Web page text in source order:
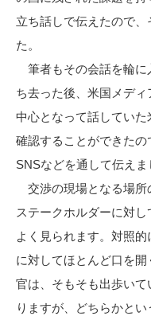
立ち話しで伝えたので
た。
筆者もその会話を輪に
ち去った後、米国メディ
中心となって話してい
確認することができた
SNSなどを通して伝えま
交渉の現場となる場所
ステークホルダーに対
よく見られます。対照
に対してほとんど口を
官は、そもそも出歩い
りますが、どちらかと